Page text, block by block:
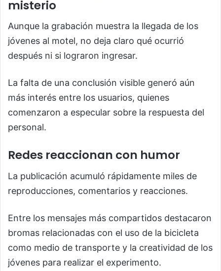
misterio
Aunque la grabación muestra la llegada de los
jóvenes al motel, no deja claro qué ocurrió
después ni si lograron ingresar.
La falta de una conclusión visible generó aún
más interés entre los usuarios, quienes
comenzaron a especular sobre la respuesta del
personal.
Redes reaccionan con humor
La publicación acumuló rápidamente miles de
reproducciones, comentarios y reacciones.
Entre los mensajes más compartidos destacaron
bromas relacionadas con el uso de la bicicleta
como medio de transporte y la creatividad de los
jóvenes para realizar el experimento.